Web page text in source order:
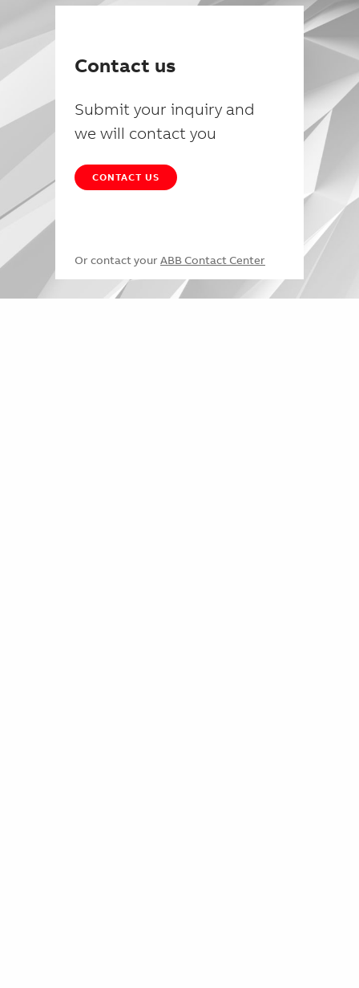
Contact us
Submit your inquiry and
we will contact you
CONTACT US
Or contact your ABB Contact Center